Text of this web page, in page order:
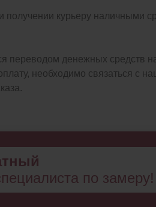
получении курьеру наличными
переводом денежных средств
необходимо связаться
по замеру!